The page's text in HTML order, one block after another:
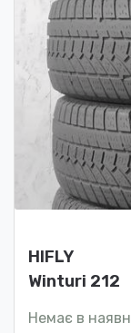
HIFLY
Winturi 212
Немає в